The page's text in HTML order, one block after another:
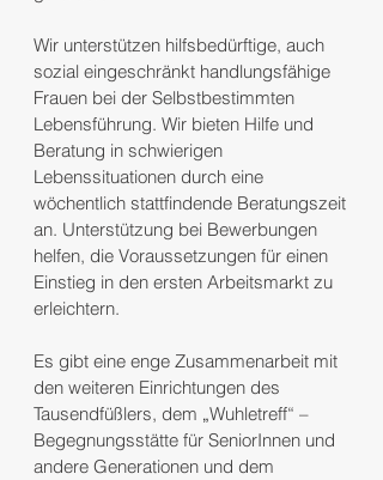
Wir unterstützen hilfsbedürftige, auch
sozial eingeschränkt handlungsfähige
Frauen bei der Selbstbestimmten
Lebensführung. Wir bieten Hilfe und
Beratung in schwierigen
Lebenssituationen durch eine
wöchentlich stattfindende Beratungszeit
an. Unterstützung bei Bewerbungen
helfen, die Voraussetzungen für einen
Einstieg in den ersten Arbeitsmarkt zu
erleichtern.
Es gibt eine enge Zusammenarbeit mit
den weiteren Einrichtungen des
Tausendfüßlers, dem „Wuhletreff“ –
Begegnungsstätte für SeniorInnen und
andere Generationen und dem